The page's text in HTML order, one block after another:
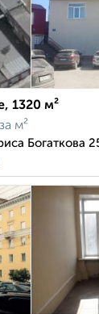
1320 м²
за м²
Богаткова